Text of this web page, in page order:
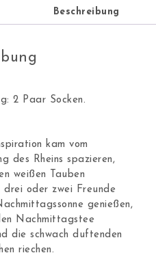
Beschreibung
2 Paar Socken.
kam vom
des Rheins spazieren,
weißen Tauben
drei oder zwei Freunde
genießen,
Nachmittagstee
die schwach duftenden
riechen.